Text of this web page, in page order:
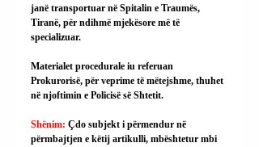
janë transportuar në Spitalin e Traumës,
Tiranë, për ndihmë mjekësore më të
specializuar.
Materialet procedurale iu referuan
Prokurorisë, për veprime të mëtejshme, thuhet
në njoftimin e Policisë së Shtetit.
Shënim: Çdo subjekt i përmendur në
përmbajtjen e këtij artikulli, mbështetur mbi